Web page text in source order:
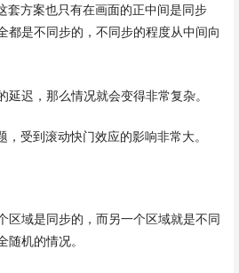
套方案也只有在画面的正中间是同步
都是不同步的，不同步的程度从中间向
迟，那么情况就会变得非常复杂。
受到滚动快门效应的影响非常大。
区域是同步的，而另一个区域就是不同
机的情况。